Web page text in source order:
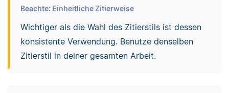
Beachte: Einheitliche Zitierweise
Wichtiger als die Wahl des Zitierstils ist dessen
konsistente Verwendung. Benutze denselben
Zitierstil in deiner gesamten Arbeit.